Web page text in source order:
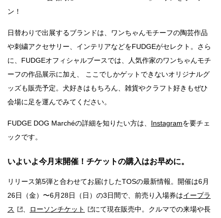
ン！
日替わりで出展するブランドは、ワンちゃんモチーフの陶芸作品
や刺繍アクセサリー、インテリアなどをFUDGEがセレクト。さら
に、FUDGEオフィシャルブースでは、人気作家のワンちゃんモチ
ーフの作品展示に加え、 ここでしかゲットできないオリジナルグ
ッズも販売予定。犬好きはもちろん、雑貨やクラフト好きもぜひ
会場に足を運んでみてください。
FUDGE DOG Marchéの詳細を知りたい方は、 Instagramを要チェ
ックです。
いよいよ今月末開催！チケットの購入はお早めに。
リリース第5弾と合わせてお届けしたTOSの最新情報。開催は6月
26日（金）〜6月28日（日）の3日間で、前売り入場券はイープラ
ス
ローソンチケット
にて現在販売中。クルマでの来場や長